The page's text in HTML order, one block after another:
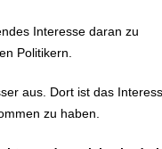
Interesse daran zu
Politikern.
aus. Dort ist das
zu haben.